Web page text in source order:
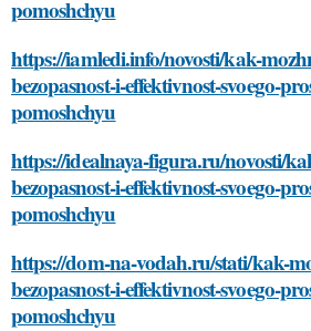
pomoshchyu
https://iamledi.info/novosti/kak-
bezopasnost-i-effektivnost-svoego-
pomoshchyu
https://idealnaya-figura.ru/novosti/
bezopasnost-i-effektivnost-svoego-
pomoshchyu
https://dom-na-vodah.ru/stati/kak-
bezopasnost-i-effektivnost-svoego-
pomoshchyu